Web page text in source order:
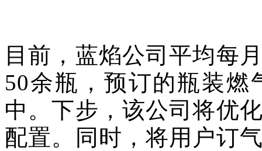
目前，蓝焰公司平均每
50余瓶，预订的瓶装
中。下步，该公司将优
配置。同时，将用户订